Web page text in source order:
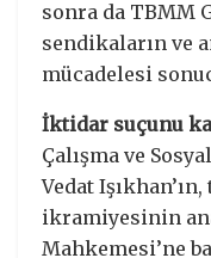
sonra da TBMM
sendikaların ve
mücadelesi
İktidar suçunu
Çalışma ve
Vedat
ikramiyesinin
Mahkemesi’ne